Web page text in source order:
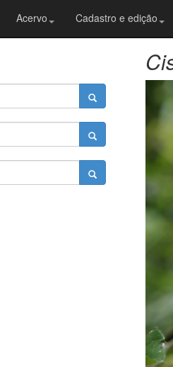
Acervo Cadastro e edição